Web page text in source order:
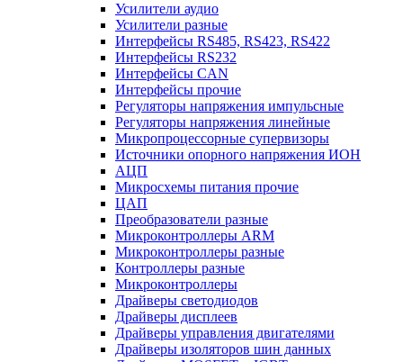
Усилители аудио
Усилители разные
Интерфейсы RS485, RS423, RS422
Интерфейсы RS232
Интерфейсы CAN
Интерфейсы прочие
Регуляторы напряжения импульсные
Регуляторы напряжения линейные
Микропроцессорные супервизоры
Источники опорного напряжения ИОН
АЦП
Микросхемы питания прочие
ЦАП
Преобразователи разные
Микроконтроллеры ARM
Микроконтроллеры разные
Контроллеры разные
Микроконтроллеры
Драйверы светодиодов
Драйверы дисплеев
Драйверы управления двигателями
Драйверы изоляторов шин данных